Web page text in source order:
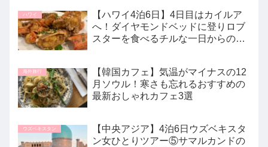
ハワイ
【ハワイ4泊6日】4日目はカイルア
へ！ダイヤモンドベッドに登りロブ
スターを食べるチルな一日からの帰
海外旅行
【韓国カフェ】気温がマイナスの12
月ソウル！寒さも忘れるおすすめの
最新おしゃれカフェ3選
ウズベキスタン
【中央アジア】4泊6日ウズベキスタ
ン女ひとりツアー⑤サマルカンドの